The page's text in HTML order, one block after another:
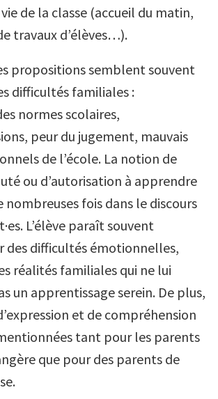
de la classe (accueil du matin,
travaux d’élèves…).
propositions semblent souvent
difficultés familiales :
normes scolaires,
peur du jugement, mauvais
de l’école. La notion de
ou d’autorisation à apprendre
nombreuses fois dans le discours
L’élève paraît souvent
des difficultés émotionnelles,
réalités familiales qui ne lui
un apprentissage serein. De plus,
et de compréhension
tant pour les parents
que pour des parents de